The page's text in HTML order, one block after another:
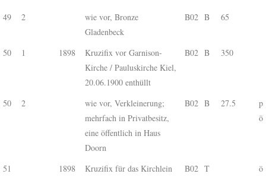
49
2
wie vor, Bronze
Gladenbeck
B02 B 65
50 1 1898
Kruzifix vor Garnison-
Kirche / Pauluskirche Kiel,
20.06.1900 enthüllt
B02 B 350
50 2
wie vor, Verkleinerung;
mehrfach in Privatbesitz,
eine öffentlich in Haus
Doorn
B02 B 27.5
p
ö
51 1898
Kruzifix für das Kirchlein
B02 T ö